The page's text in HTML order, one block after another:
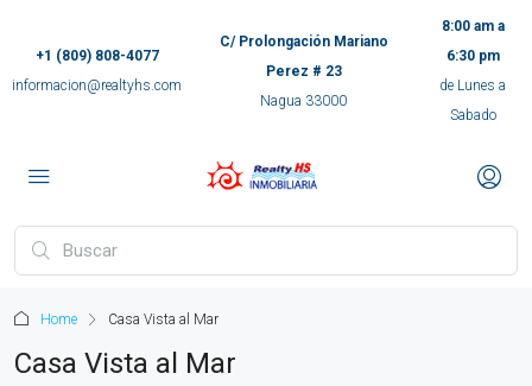
+1 (809) 808-4077
informacion@realtyhs.com
C/ Prolongación Mariano
Perez # 23
Nagua 33000
8:00 am a
6:30 pm
de Lunes a
Sabado
Home Casa Vista al Mar
Casa Vista al Mar